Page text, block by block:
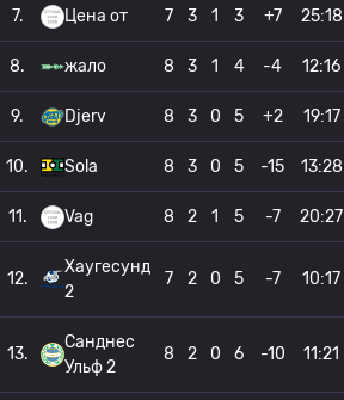
7. Цена от 7 3 1 3 +7 25:18
8. жало 8 3 1 4 -4 12:16
9. Djerv 8 3 0 5 +2 19:17
10. Sola 8 3 0 5 -15 13:28
11. Vag 8 2 1 5 -7 20:27
12.
Хаугесунд
2
7 2 0 5 -7 10:17
13.
Санднес
Ульф 2
8 2 0 6 -10 11:21